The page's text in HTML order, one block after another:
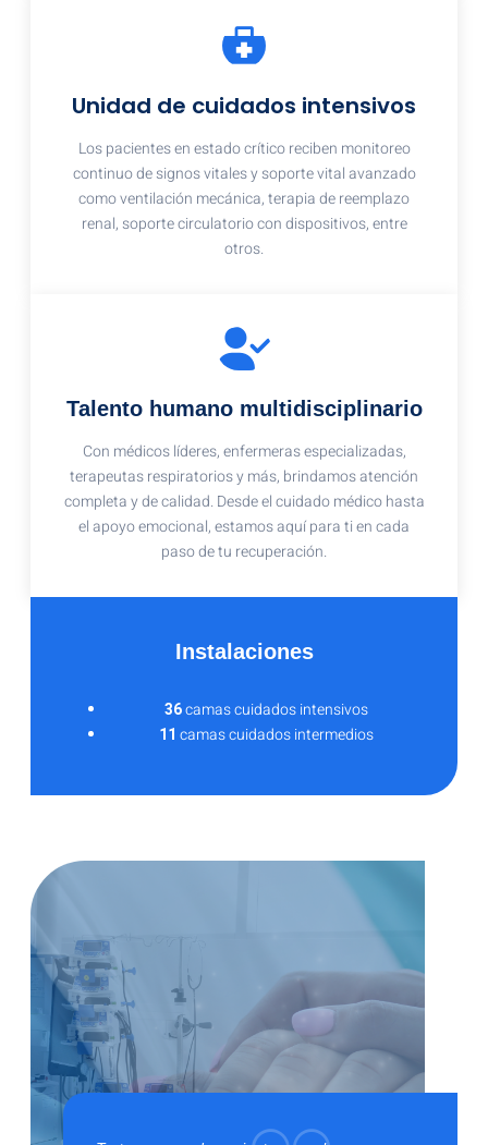
Unidad de cuidados intensivos
Los pacientes en estado crítico reciben monitoreo
continuo de signos vitales y soporte vital avanzado
como ventilación mecánica, terapia de reemplazo
renal, soporte circulatorio con dispositivos, entre
otros.
Talento humano multidisciplinario
Con médicos líderes, enfermeras especializadas,
terapeutas respiratorios y más, brindamos atención
completa y de calidad. Desde el cuidado médico hasta
el apoyo emocional, estamos aquí para ti en cada
paso de tu recuperación.
Instalaciones
36camas cuidados intensivos
11 camas cuidados intermedios